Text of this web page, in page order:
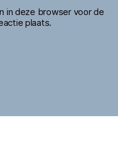
in deze browser voor de
plaats.